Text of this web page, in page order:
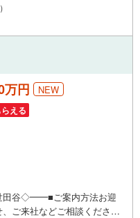
万円 NEW
える
谷◇━━■ご案内方法お迎
ご来社などご相談くださ